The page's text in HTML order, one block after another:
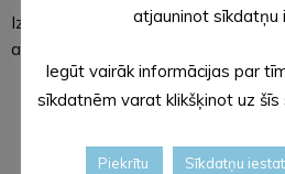
Izstāde Alūksnes Kultūras centrā
augustam.
atjauninot sīkdatņu
Iegūt vairāk informācijas par
sīkdatnēm varat klikšķinot uz
Piekrītu Sīkdatņu